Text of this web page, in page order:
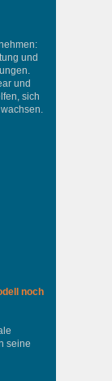
und
und
sich
noch
seine